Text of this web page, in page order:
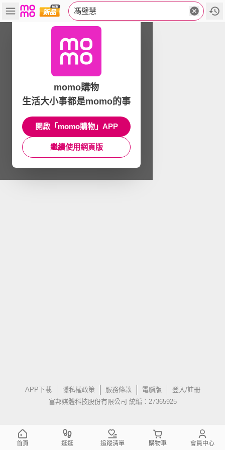
馮璧慧
APP下載 隱私權政策 服務條款 電腦版
登入/註冊
富邦媒體科技股份有限公司 統編：27365925
momo購物
生活大小事都是momo的事
開啟「momo購物」APP
繼續使用網頁版
首頁 逛逛 追蹤清單 購物車 會員中心